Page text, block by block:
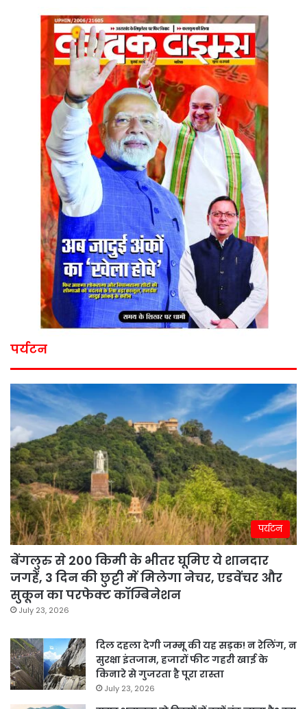
पर्यटन
पर्यटन
बेंगलुरु से 200 किमी के भीतर घूमिए ये शानदार
जगहें, 3 दिन की छुट्टी में मिलेगा नेचर, एडवेंचर और
सुकून का परफेक्ट कॉम्बिनेशन
July 23, 2026
दिल दहला देगी जम्मू की यह सड़क! न रेलिंग, न
सुरक्षा इंतजाम, हजारों फीट गहरी खाई के
किनारे से गुजरता है पूरा रास्ता
July 23, 2026